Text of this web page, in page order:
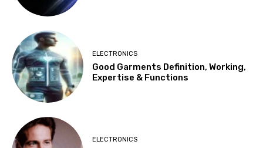
ELECTRONICS
Good Garments Definition, Working,
Expertise & Functions
ELECTRONICS